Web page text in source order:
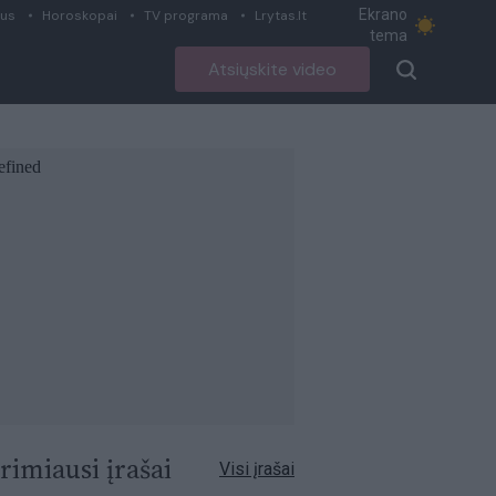
Horoskopai TV programa Lrytas.lt
Ekrano
tema
Atsiųskite video
įrašai Visi įrašai